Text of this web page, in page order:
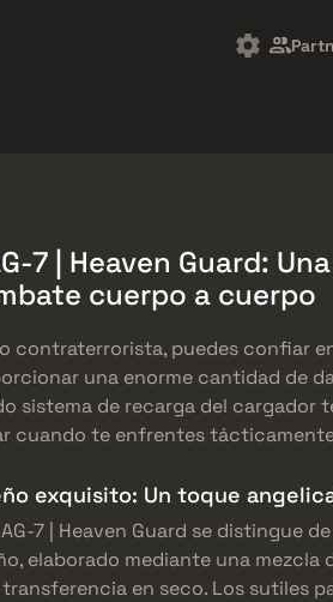
7 | Heaven Guard:
cuerpo a cuerpo
contraterrorista, puedes confiar
una enorme cantidad de
sistema de recarga del cargador
cuando te enfrentes
exquisito: Un toque
7 | Heaven Guard se distingue
elaborado mediante una
en seco. Los sutiles